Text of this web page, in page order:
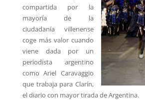
compartida por la
mayoría de la
ciudadanía villenense
coge más valor cuando
viene dada por un
periodista argentino
como Ariel Caravaggio
que trabaja para Clarín,
el diario con mayor tirada de Argentina.